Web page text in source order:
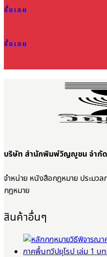
ซื้อเลย
ซื้อเลย
บริษัท สำนักพิมพ์วิญญูชน จำกัด
จำหน่าย หนังสือกฎหมาย ประมวล
กฎหมาย
สินค้าอื่นๆ